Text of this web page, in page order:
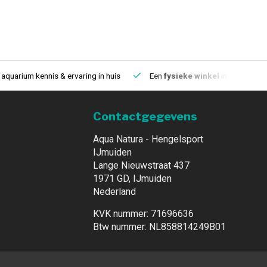
kennis & ervaring in huis Een fysieke winkel
Contactgegevens
Aqua Natura - Hengelsport
IJmuiden
Lange Nieuwstraat 437
1971 GD, IJmuiden
Nederland
KVK nummer: 71696636
Btw nummer: NL858814249B01